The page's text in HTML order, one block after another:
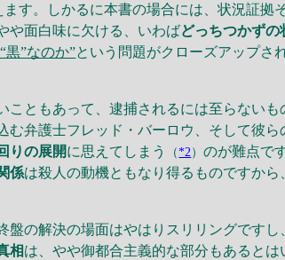
す。しかるに本書の場合には、状況証拠
や面白味に欠ける、いわばどっちつかずの
黒”なのか”という問題がクローズアップさ
ともあって、逮捕されるには至らない
弁護士フレッド・バーロウ、そして彼ら
りの展開に思えてしまう （*2）のが難点で
係は殺人の動機ともなり得るものですか
の解決の場面はやはりスリリングですし
相は、やや御都合主義的な部分もあると